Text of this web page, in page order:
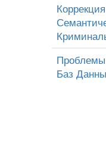
Проблемы
Баз